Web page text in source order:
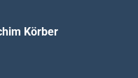
Körber